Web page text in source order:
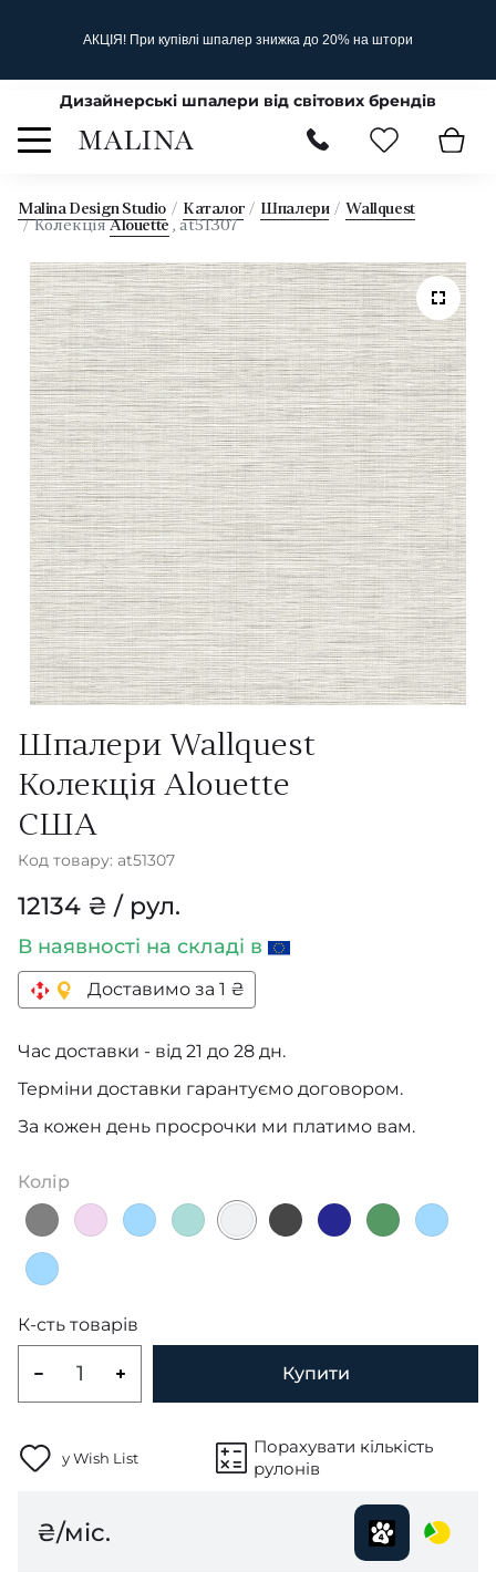
АКЦІЯ! При купівлі шпалер знижка до 20% на штори
Дизайнерські шпалери від світових брендів
Malina Design Studio Каталог Шпалери
Wallquest
Колекція Alouette , at51307
Шпалери Wallquest
Колекція Alouette
США
Код товару: at51307
12134 ₴ / рул.
В наявності на складі в
Доставимо за 1 ₴
Час доставки - від 21 до 28 дн.
Терміни доставки гарантуємо договором.
За кожен день просрочки ми платимо вам.
Колір
К-сть товарів
Купити
у Wish List
Порахувати кількість
рулонів
₴/міс.